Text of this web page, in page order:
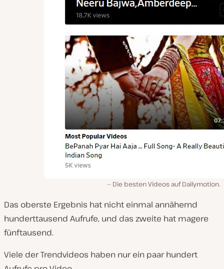
Die besten Videos auf Dailymotion.
Das oberste Ergebnis hat nicht einmal annähernd
hunderttausend Aufrufe, und das zweite hat magere
fünftausend.
Viele der Trendvideos haben nur ein paar hundert